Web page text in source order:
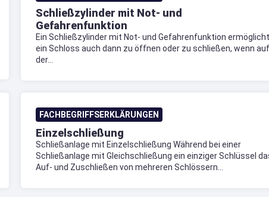
Schließzylinder mit Not- und
Gefahrenfunktion
Ein Schließzylinder mit Not- und Gefahrenfunktion ermöglicht
ein Schloss auch dann zu öffnen oder zu schließen, wenn auf
der...
FACHBEGRIFFSERKLÄRUNGEN
Einzelschließung
Schließanlage mit Einzelschließung Während bei einer
Schließanlage mit Gleichschließung ein einziger Schlüssel
Auf- und Zuschließen von mehreren Schlössern...